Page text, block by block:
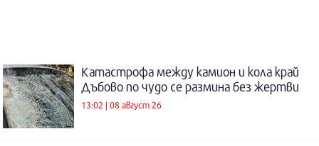
Катастрофа между камион и кола край
Дъбово по чудо се размина без жертви
13:02 | 08 август 26